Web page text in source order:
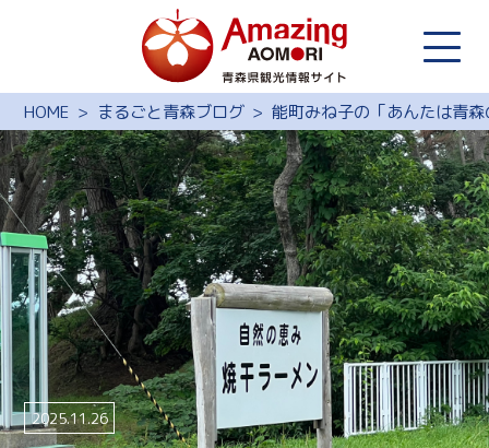
HOME まるごと青森ブログ 能町みね子の「あんたは青
2025.11.26